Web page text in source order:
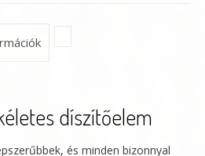
díszítőelem
és minden bizonnyal